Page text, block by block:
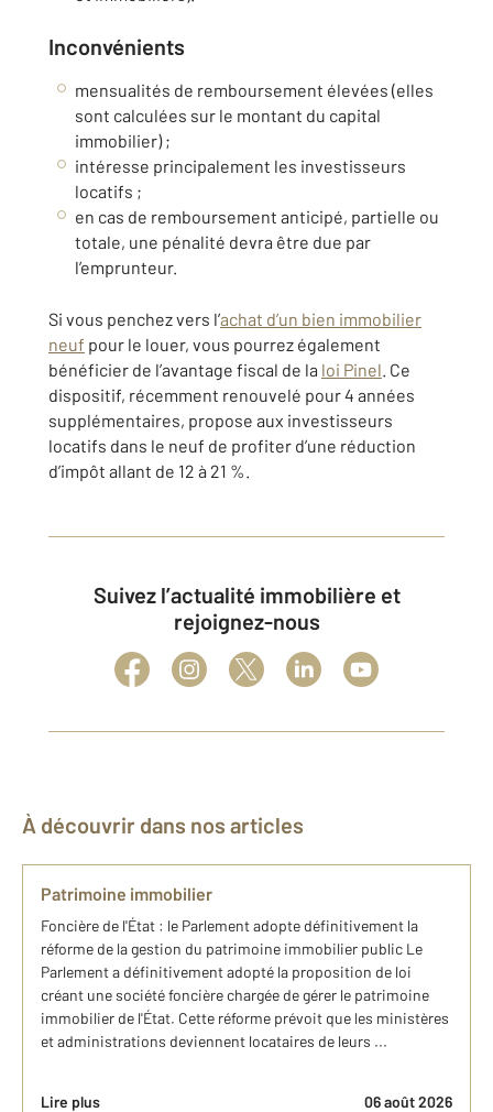
Inconvénients
mensualités de remboursement élevées (elles
sont calculées sur le montant du capital
immobilier) ;
intéresse principalement les investisseurs
locatifs ;
en cas de remboursement anticipé, partielle ou
totale, une pénalité devra être due par
l’emprunteur.
Si vous penchez vers l’achat d’un bien immobilier
neuf pour le louer, vous pourrez également
bénéficier de l’avantage fiscal de la loi Pinel. Ce
dispositif, récemment renouvelé pour 4 années
supplémentaires, propose aux investisseurs
locatifs dans le neuf de profiter d’une réduction
d’impôt allant de 12 à 21 %.
Suivez l’actualité immobilière et
rejoignez-nous
À découvrir dans nos articles
Patrimoine immobilier
Foncière de l'État : le Parlement adopte définitivement la
réforme de la gestion du patrimoine immobilier public Le
Parlement a définitivement adopté la proposition de loi
créant une société foncière chargée de gérer le patrimoine
immobilier de l'État. Cette réforme prévoit que les ministères
et administrations deviennent locataires de leurs ...
Lire plus 06 août 2026